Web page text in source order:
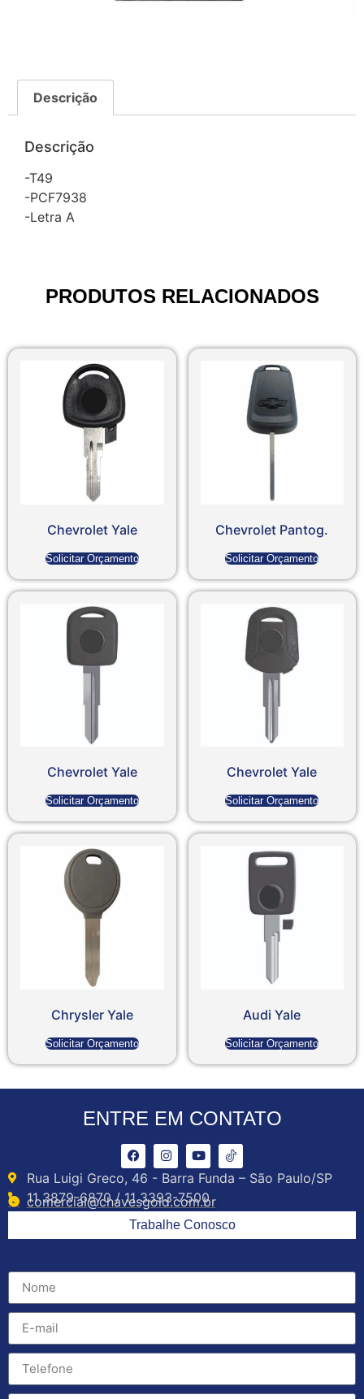
Descrição
Descrição
-T49
-PCF7938
-Letra A
PRODUTOS RELACIONADOS
Chevrolet Yale
Solicitar Orçamento
Chevrolet Pantog.
Solicitar Orçamento
Chevrolet Yale
Solicitar Orçamento
Chevrolet Yale
Solicitar Orçamento
Chrysler Yale
Solicitar Orçamento
Audi Yale
Solicitar Orçamento
ENTRE EM CONTATO
Rua Luigi Greco, 46 - Barra Funda – São Paulo/SP
11 3879-6870 / 11 3393-7500
comercial@chavesgold.com.br
Trabalhe Conosco